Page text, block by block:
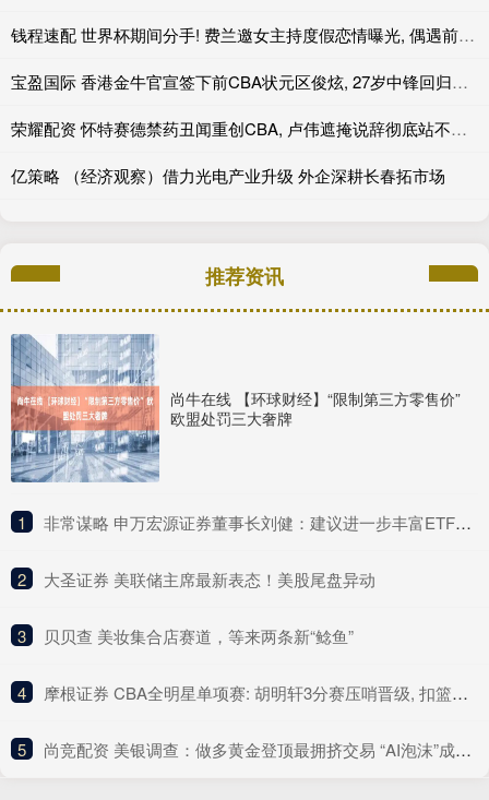
钱程速配 世界杯期间分手! 费兰邀女主持度假恋情曝光, 偶遇前女友并未理睬
宝盈国际 香港金牛官宣签下前CBA状元区俊炫, 27岁中锋回归国内赛场
荣耀配资 怀特赛德禁药丑闻重创CBA, 卢伟遮掩说辞彻底站不住脚
亿策略 （经济观察）借力光电产业升级 外企深耕长春拓市场
推荐资讯
尚牛在线 【环球财经】“限制第三方零售价”
欧盟处罚三大奢牌
1 ​非常谋略 申万宏源证券董事长刘健：建议进一步丰富ETF产品类型
2 ​大圣证券 美联储主席最新表态！美股尾盘异动
3 ​贝贝查 美妆集合店赛道，等来两条新“鲶鱼”
4 ​摩根证券 CBA全明星单项赛: 胡明轩3分赛压哨晋级, 扣篮大赛俞泽辰满分100
5 ​尚竞配资 美银调查：做多黄金登顶最拥挤交易 “AI泡沫”成最大尾部风险